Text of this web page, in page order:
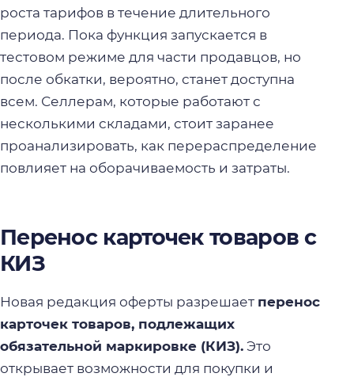
роста тарифов в течение длительного
периода. Пока функция запускается в
тестовом режиме для части продавцов, но
после обкатки, вероятно, станет доступна
всем. Селлерам, которые работают с
несколькими складами, стоит заранее
проанализировать, как перераспределение
повлияет на оборачиваемость и затраты.
Перенос карточек товаров с
КИЗ
Новая редакция оферты разрешает перенос
карточек товаров, подлежащих
обязательной маркировке (КИЗ). Это
открывает возможности для покупки и